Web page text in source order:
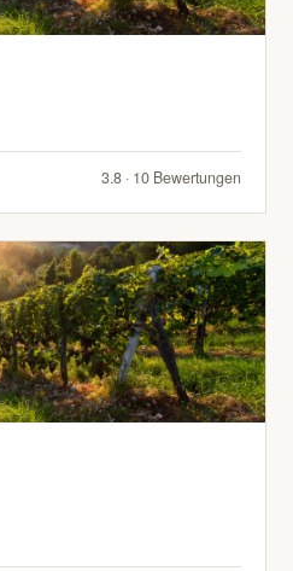
3.8 · 10 Bewertungen